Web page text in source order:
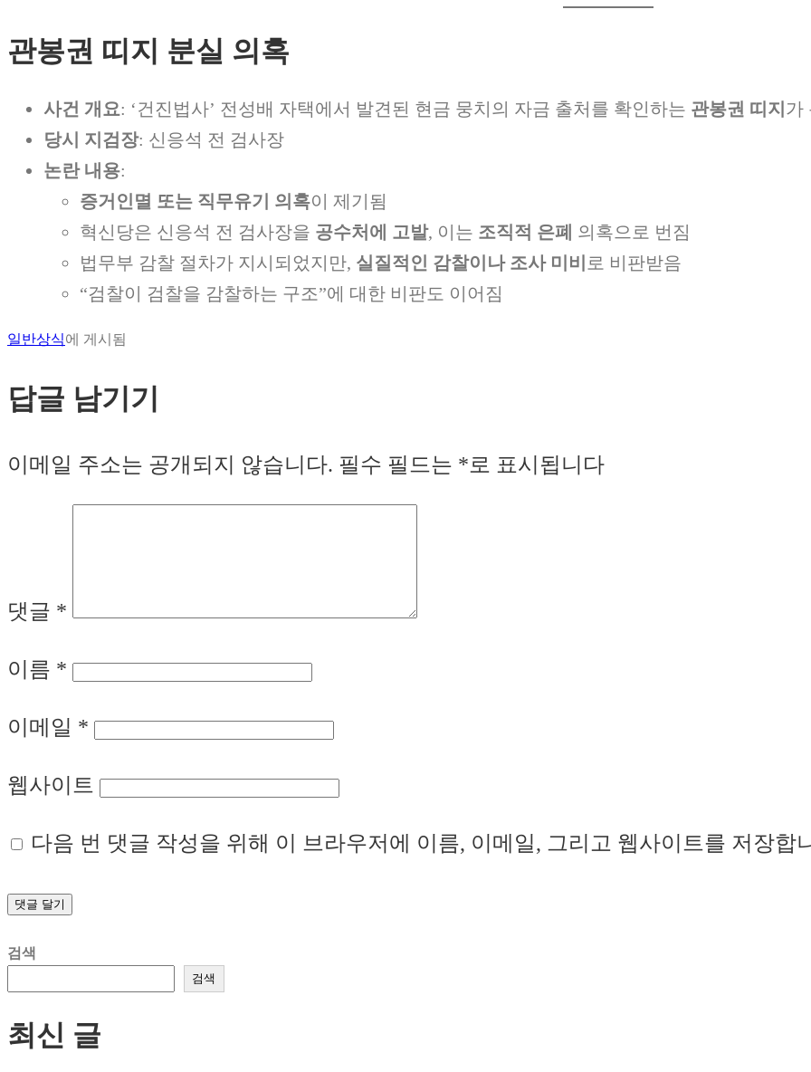
관봉권 띠지 분실 의혹
사건 개요: ‘건진법사’ 전성배 자택에서 발견된 현금 뭉치의 자금 출처를 확인하는 관봉권 띠지 가
당시 지검장: 신응석 전 검사장
논란 내용:
증거인멸 또는 직무유기 의혹이 제기됨
혁신당은 신응석 전 검사장을 공수처에 고발, 이는 조직적 은폐
의혹으로 번짐
법무부 감찰 절차가 지시되었지만, 실질적인 감찰이나 조사 미비 로 비판받음
“검찰이 검찰을 감찰하는 구조”에 대한 비판도 이어짐
일반상식에 게시됨
답글 남기기
이메일 주소는 공개되지 않습니다. 필수 필드는 *로 표시됩니다
댓글 *
이름 *
이메일 *
웹사이트
다음 번 댓글 작성을 위해 이 브라우저에 이름, 이메일, 그리고 웹사이트를 저장합
검색
검색
최신 글